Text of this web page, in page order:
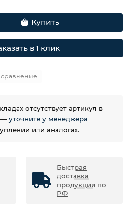
Купить
в 1 клик
сравнение
отсутствует артикул в
—уточните у менеджера
или аналогах.
Быстрая
доставка
продукции по
РФ